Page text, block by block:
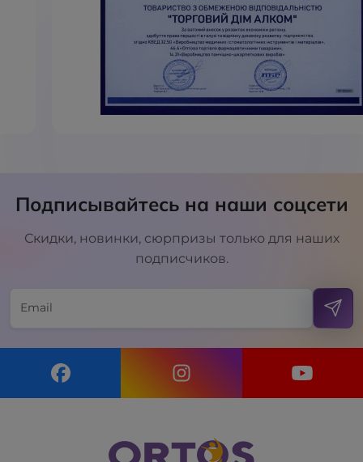
Подписывайтесь на наши соцсети
Скидки, новинки, сюрпризы только для наших
подписчиков.